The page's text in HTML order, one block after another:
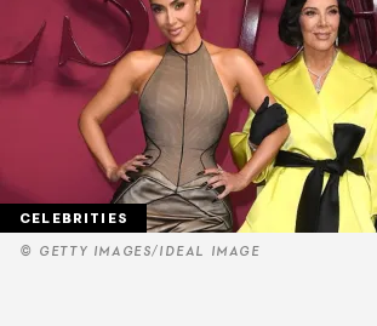
© GETTY IMAGES/IDEAL IMAGE
CELEBRITIES